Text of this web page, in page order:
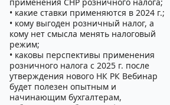
• какие ставки применяются в 2024 г.;
• кому выгоден розничный налог, а
кому нет смысла менять налоговый
режим;
• каковы перспективы применения
розничного налога с 2025 г. после
утверждения нового НК РК Вебинар
будет полезен опытным и
начинающим бухгалтерам,